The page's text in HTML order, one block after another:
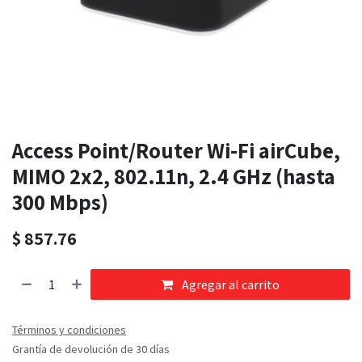
Access Point/Router Wi-Fi airCube,
MIMO 2x2, 802.11n, 2.4 GHz (hasta
300 Mbps)
$ 857.76
Agregar al carrito
Términos y condiciones
Grantía de devolución de 30 días